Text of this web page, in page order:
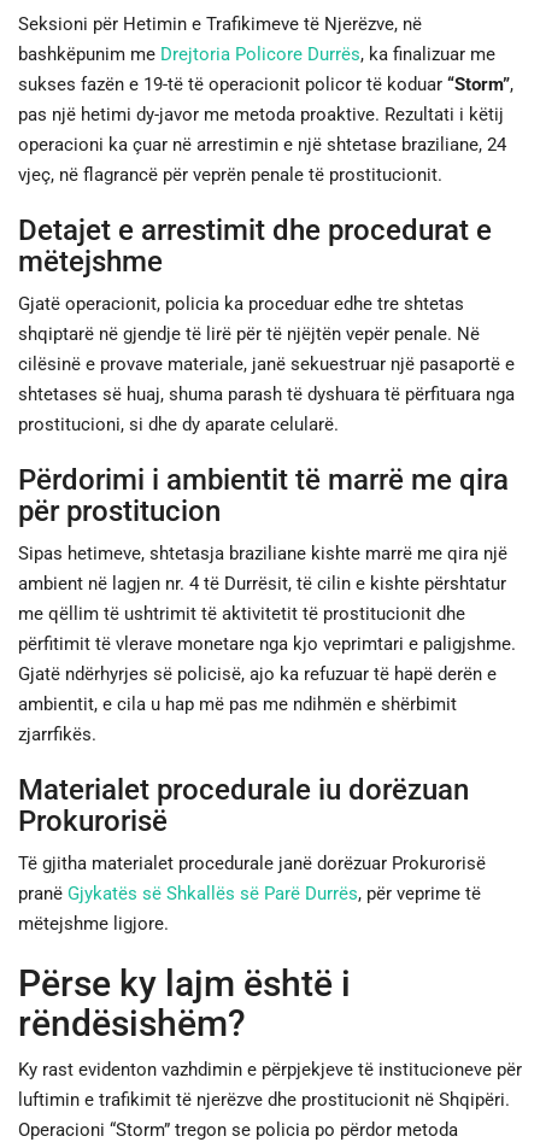
TECH
JETA
SPORTI
Seksioni për Hetimin e Trafikimeve të Njerëzve, në
bashkëpunim me Drejtoria Policore Durrës, ka finalizuar me
sukses fazën e 19-të të operacionit policor të koduar “Storm”,
pas një hetimi dy-javor me metoda proaktive. Rezultati i këtij
operacioni ka çuar në arrestimin e një shtetase braziliane, 24
vjeç, në flagrancë për veprën penale të prostitucionit.
Detajet e arrestimit dhe procedurat e
mëtejshme
Gjatë operacionit, policia ka proceduar edhe tre shtetas
shqiptarë në gjendje të lirë për të njëjtën vepër penale. Në
cilësinë e provave materiale, janë sekuestruar një pasaportë e
shtetases së huaj, shuma parash të dyshuara të përfituara nga
prostitucioni, si dhe dy aparate celularë.
Përdorimi i ambientit të marrë me qira
për prostitucion
Sipas hetimeve, shtetasja braziliane kishte marrë me qira një
ambient në lagjen nr. 4 të Durrësit, të cilin e kishte përshtatur
me qëllim të ushtrimit të aktivitetit të prostitucionit dhe
përfitimit të vlerave monetare nga kjo veprimtari e paligjshme.
Gjatë ndërhyrjes së policisë, ajo ka refuzuar të hapë derën e
ambientit, e cila u hap më pas me ndihmën e shërbimit
zjarrfikës.
Materialet procedurale iu dorëzuan
Prokurorisë
Të gjitha materialet procedurale janë dorëzuar Prokurorisë
pranë Gjykatës së Shkallës së Parë Durrës, për veprime të
mëtejshme ligjore.
Përse ky lajm është i
rëndësishëm?
Ky rast evidenton vazhdimin e përpjekjeve të institucioneve për
luftimin e trafikimit të njerëzve dhe prostitucionit në Shqipëri.
Operacioni “Storm” tregon se policia po përdor metoda